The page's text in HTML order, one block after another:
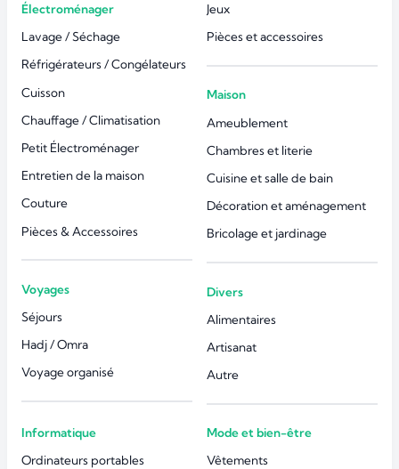
Électroménager
Lavage / Séchage
Réfrigérateurs / Congélateurs
Cuisson
Chauffage / Climatisation
Petit Électroménager
Entretien de la maison
Couture
Pièces & Accessoires
Voyages
Séjours
Hadj / Omra
Voyage organisé
Jeux
Pièces et accessoires
Maison
Ameublement
Chambres et literie
Cuisine et salle de bain
Décoration et aménagement
Bricolage et jardinage
Divers
Alimentaires
Artisanat
Autre
Informatique
Ordinateurs portables
Mode et bien-être
Vêtements